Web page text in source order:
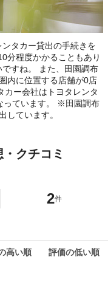
タカー貸出の手続きを
分程度かかることもあり
すね。 また、田園調布
内に位置する店舗が0店
カー会社はトヨタレンタ
っています。 ※田園調布
しています。
クチコミ
2件
高い順 評価の低い順